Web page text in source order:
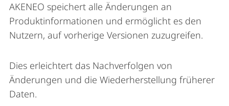
AKENEO speichert alle Änderungen an
Produktinformationen und ermöglicht es den
Nutzern, auf vorherige Versionen zuzugreifen.
Dies erleichtert das Nachverfolgen von
Änderungen und die Wiederherstellung früherer
Daten.